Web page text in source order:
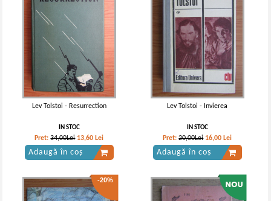
Lev Tolstoi - Resurrection
IN STOC
Pret:34,00Lei 13,60 Lei
Adaugă în coș
Lev Tolstoi - Invierea
IN STOC
Pret:20,00Lei 16,00 Lei
Adaugă în coș
-20%